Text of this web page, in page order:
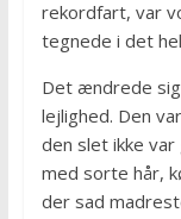
rekordfart, var
tegnede i det
Det ændrede
lejlighed. Den
den slet ikke
med sorte hår,
der sad